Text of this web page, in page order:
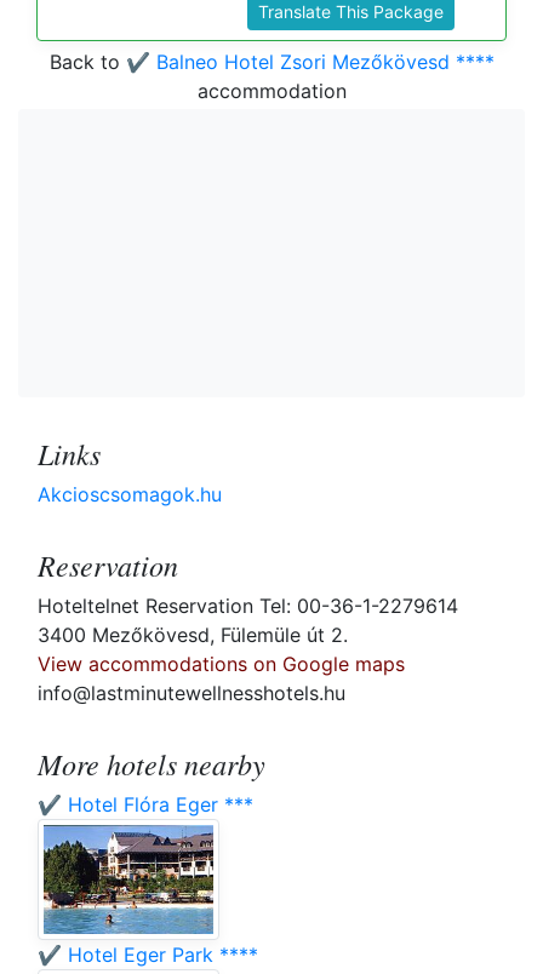
Translate This Package
Back to ✔️ Balneo Hotel Zsori Mezőkövesd ****
accommodation
Links
Akcioscsomagok.hu
Reservation
Hoteltelnet Reservation Tel: 00-36-1-2279614
3400 Mezőkövesd, Fülemüle út 2.
View accommodations on Google maps
info@lastminutewellnesshotels.hu
More hotels nearby
✔️ Hotel Flóra Eger ***
✔️ Hotel Eger Park ****